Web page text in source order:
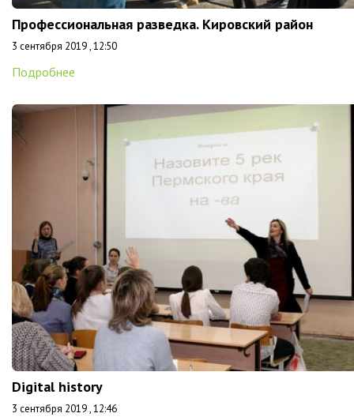
Профессиональная разведка. Кировский район
3 сентября 2019 , 12:50
Подробнее
Digital history
3 сентября 2019 , 12:46